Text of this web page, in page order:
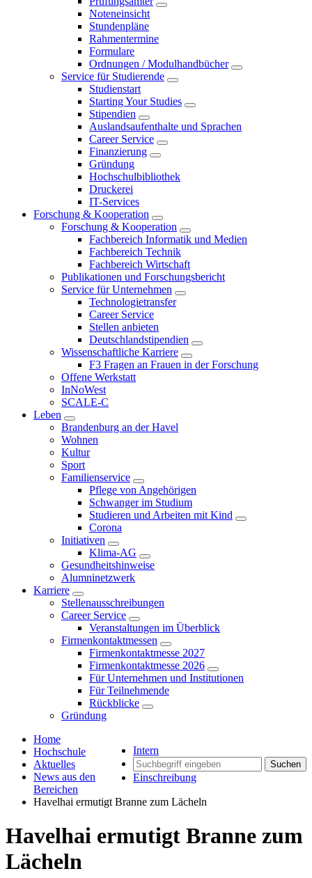
Noteneinsicht
Stundenpläne
Rahmentermine
Formulare
Ordnungen / Modulhandbücher
Service für Studierende
Studienstart
Starting Your Studies
Stipendien
Auslandsaufenthalte und Sprachen
Career Service
Finanzierung
Gründung
Hochschulbibliothek
Druckerei
IT-Services
Forschung & Kooperation
Forschung & Kooperation
Fachbereich Informatik und Medien
Fachbereich Technik
Fachbereich Wirtschaft
Publikationen und Forschungsbericht
Service für Unternehmen
Technologietransfer
Career Service
Stellen anbieten
Deutschlandstipendien
Wissenschaftliche Karriere
F3 Fragen an Frauen in der Forschung
Offene Werkstatt
InNoWest
SCALE-C
Leben
Brandenburg an der Havel
Wohnen
Kultur
Sport
Familienservice
Pflege von Angehörigen
Schwanger im Studium
Studieren und Arbeiten mit Kind
Corona
Initiativen
Klima-AG
Gesundheitshinweise
Alumninetzwerk
Karriere
Stellenausschreibungen
Career Service
Veranstaltungen im Überblick
Firmenkontaktmessen
Firmenkontaktmesse 2027
Firmenkontaktmesse 2026
Für Unternehmen und Institutionen
Für Teilnehmende
Rückblicke
Gründung
Intern
Suchen
Einschreibung
Home
Hochschule
Aktuelles
News aus den
Bereichen
Havelhai ermutigt Branne zum Lächeln
Havelhai ermutigt Branne zum
Lächeln